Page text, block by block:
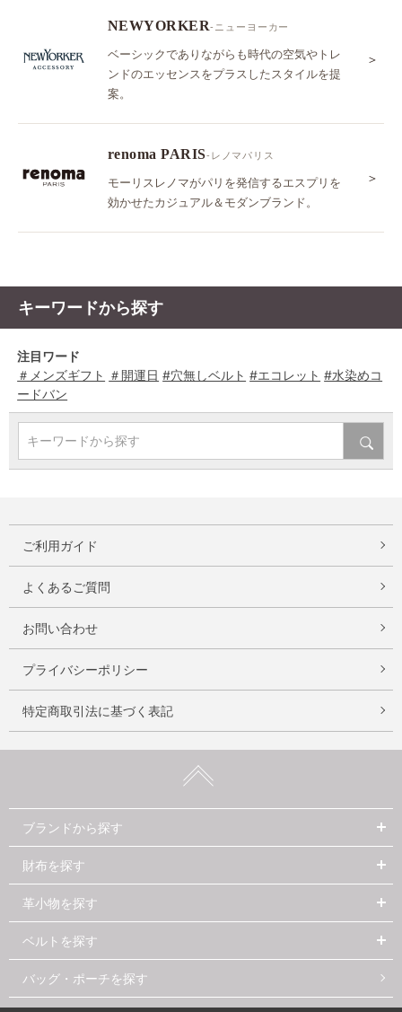
NEWYORKER-ニューヨーカー
ベーシックでありながらも時代の空気やトレ
ンドのエッセンスをプラスしたスタイルを提
案。
＞
renoma PARIS-レノマパリス
モーリスレノマがパリを発信するエスプリを
効かせたカジュアル＆モダンブランド。
＞
キーワードから探す
注目ワード
＃メンズギフト ＃開運日 #穴無しベルト #エコレット #水染めコ
ードバン
キーワードから探す
ご利用ガイド
よくあるご質問
お問い合わせ
プライバシーポリシー
特定商取引法に基づく表記
ブランドから探す
財布を探す
革小物を探す
ベルトを探す
バッグ・ポーチを探す